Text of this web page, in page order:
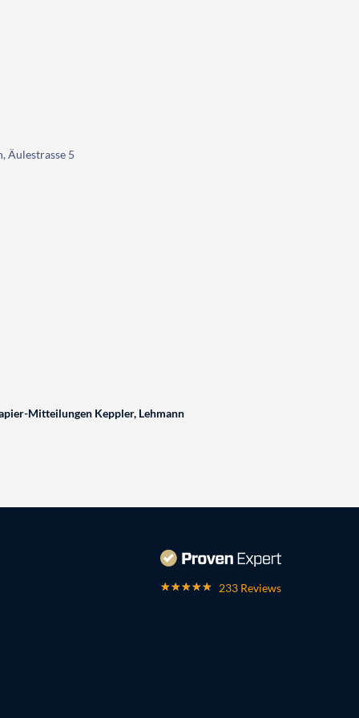
Äulestrasse 5
Mitteilungen Keppler, Lehmann
233 Reviews